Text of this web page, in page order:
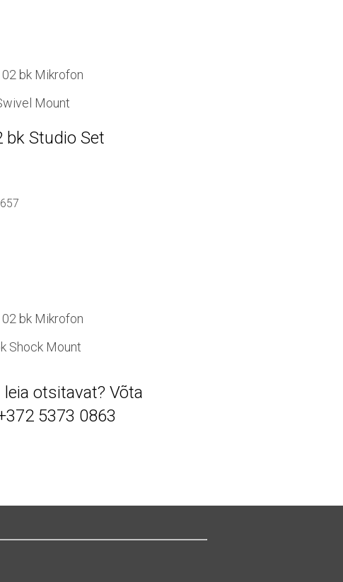
bk Mikrofon
Mount
bk Studio Set
bk Mikrofon
Shock Mount
otsitavat? Võta
5373 0863